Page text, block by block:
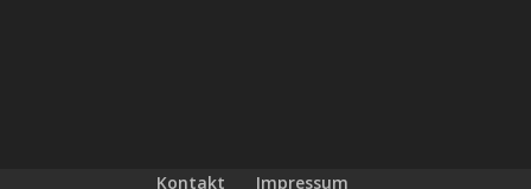
Kontakt
Impressum